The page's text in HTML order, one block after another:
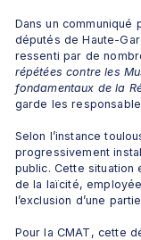
Dans un communiqué
députés de Haute-
ressenti par de
répétées contre les
fondamentaux de la
garde les
Selon l’instance
progressivement
public. Cette situation
de la laïcité,
l’exclusion d’une
Pour la CMAT, cette